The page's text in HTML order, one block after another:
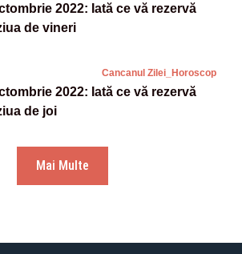
2022: Iată ce vă rezervă
de vineri
Cancanul Zilei_Horoscop
2022: Iată ce vă rezervă
de joi
Mai Multe